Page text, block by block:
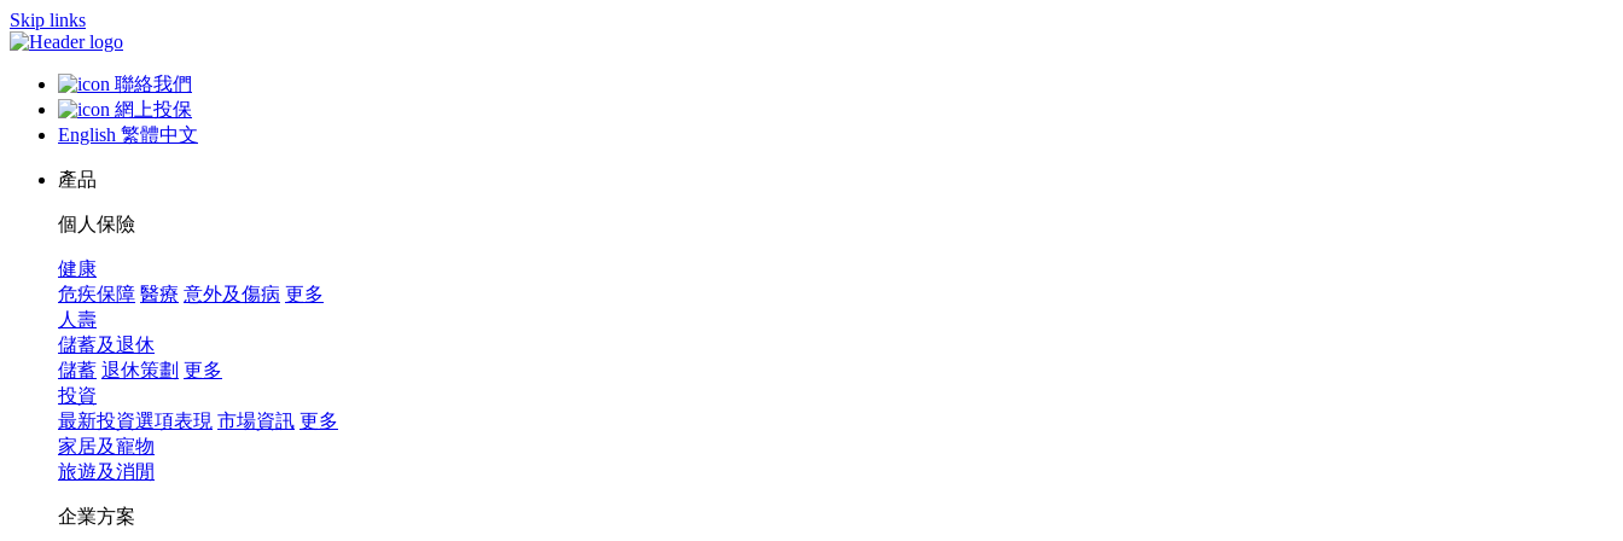
Skip links
聯絡我們
網上投保
English 繁體中文
產品
個人保險
健康
危疾保障 醫療 意外及傷病 更多
人壽
儲蓄及退休
儲蓄 退休策劃 更多
投資
最新投資選項表現 市場資訊 更多
家居及寵物
旅遊及消閒
企業方案